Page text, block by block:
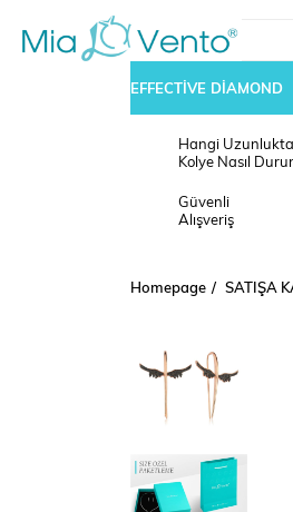
EFFECTİVE DİAMOND
Hangi Uzunlukta
Kolye Nasıl
Güvenli
Alışveriş
Homepage SATIŞA